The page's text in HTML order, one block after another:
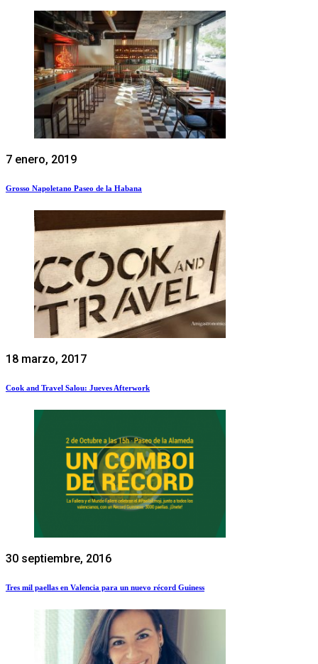
7 enero, 2019
Grosso Napoletano Paseo de la Habana
18 marzo, 2017
Cook and Travel Salou: Jueves Afterwork
30 septiembre, 2016
Tres mil paellas en Valencia para un nuevo récord Guiness